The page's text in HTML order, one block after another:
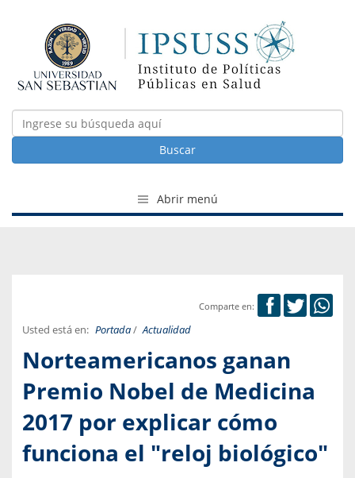
Buscar
Abrir menú
Comparte en:
Usted está en: Portada/ Actualidad
Norteamericanos ganan
Premio Nobel de Medicina
2017 por explicar cómo
funciona el "reloj biológico"